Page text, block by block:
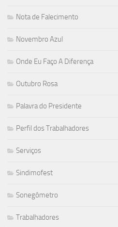
Nota de Falecimento
Novembro Azul
Onde Eu Faço A Diferença
Outubro Rosa
Palavra do Presidente
Perfil dos Trabalhadores
Serviços
Sindimofest
Sonegômetro
Trabalhadores